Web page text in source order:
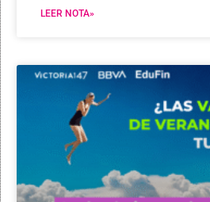
LEER NOTA»